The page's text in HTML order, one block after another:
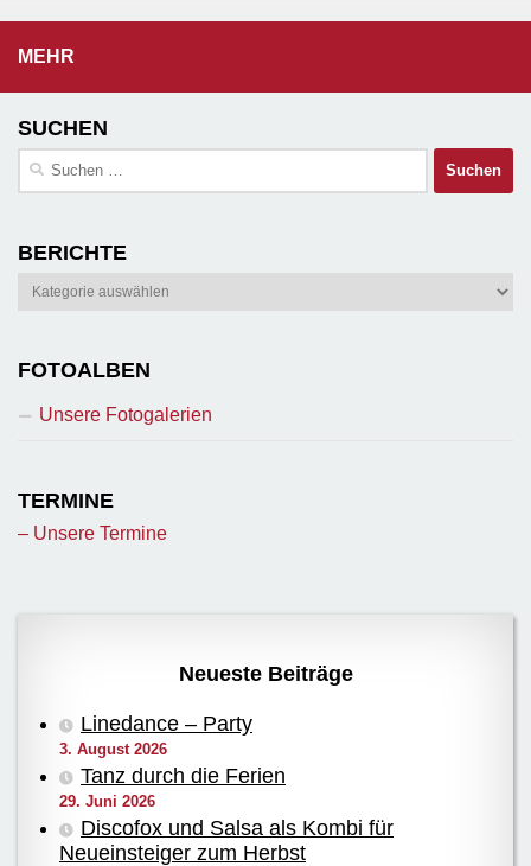
MEHR
SUCHEN
Suchen
BERICHTE
Berichte
FOTOALBEN
Unsere Fotogalerien
TERMINE
– Unsere Termine
Neueste Beiträge
Linedance – Party
3. August 2026
Tanz durch die Ferien
29. Juni 2026
Discofox und Salsa als Kombi für
Neueinsteiger zum Herbst